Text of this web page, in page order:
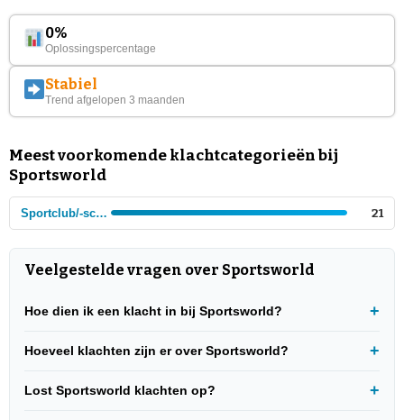
0%
Oplossingspercentage
Stabiel
Trend afgelopen 3 maanden
Meest voorkomende klachtcategorieën bij
Sportsworld
Sportclub/-school 21
Veelgestelde vragen over Sportsworld
Hoe dien ik een klacht in bij Sportsworld?
Hoeveel klachten zijn er over Sportsworld?
Lost Sportsworld klachten op?